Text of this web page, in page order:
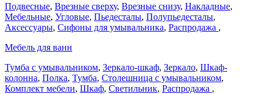
Подвесные, Врезные сверху, Врезные снизу, Накладные,
Мебельные, Угловые, Пьедесталы, Полупьедесталы,
Аксессуары, Сифоны для умывальника, Распродажа ,
Мебель для ванн
Тумба с умывальником, Зеркало-шкаф, Зеркало, Шкаф-
колонна, Полка, Тумба, Столешница с умывальником,
Комплект мебели, Шкаф, Светильник, Распродажа ,